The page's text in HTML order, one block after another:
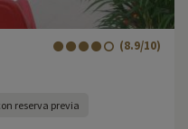
(8.9/10)
reserva previa